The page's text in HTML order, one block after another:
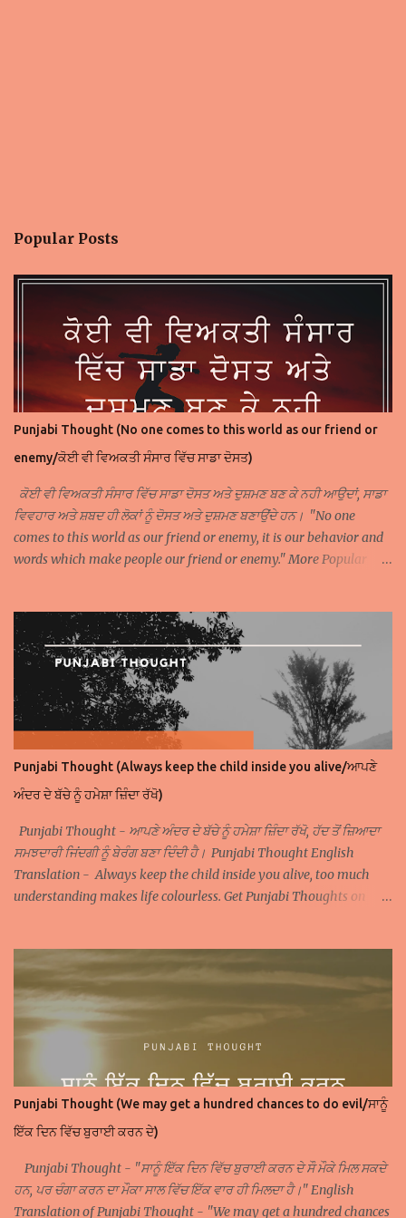
Popular Posts
Punjabi Thought (No one comes to this world as our friend or
enemy/ਕੋਈ ਵੀ ਵਿਅਕਤੀ ਸੰਸਾਰ ਵਿੱਚ ਸਾਡਾ ਦੋਸਤ)
ਕੋਈ ਵੀ ਵਿਅਕਤੀ ਸੰਸਾਰ ਵਿੱਚ ਸਾਡਾ ਦੋਸਤ ਅਤੇ ਦੁਸ਼ਮਣ ਬਣ ਕੇ ਨਹੀ ਆਉਦਾਂ, ਸਾਡਾ
ਵਿਵਹਾਰ ਅਤੇ ਸ਼ਬਦ ਹੀ ਲੋਕਾਂ ਨੂੰ ਦੋਸਤ ਅਤੇ ਦੁਸ਼ਮਣ ਬਣਾਉਂਦੇ ਹਨ। "No one
comes to this world as our friend or enemy, it is our behavior and
words which make people our friend or enemy." More Popular
Get Punjabi Thoughts on WhatsApp Join Facebook Page of
Punjabi Thoughts
Punjabi Thought (Always keep the child inside you alive/ਆਪਣੇ
ਅੰਦਰ ਦੇ ਬੱਚੇ ਨੂੰ ਹਮੇਸ਼ਾ ਜ਼ਿੰਦਾ ਰੱਖੋ)
Punjabi Thought - ਆਪਣੇ ਅੰਦਰ ਦੇ ਬੱਚੇ ਨੂੰ ਹਮੇਸ਼ਾ ਜ਼ਿੰਦਾ ਰੱਖੋ, ਹੱਦ ਤੋਂ ਜ਼ਿਆਦਾ
ਸਮਝਦਾਰੀ ਜਿਂਦਗੀ ਨੂੰ ਬੇਰੰਗ ਬਣਾ ਦਿੰਦੀ ਹੈ। Punjabi Thought English
Translation - Always keep the child inside you alive, too much
understanding makes life colourless. Get Punjabi Thoughts on
Punjabi Thought (We may get a hundred chances to do evil/ਸਾਨੂੰ
ਇੱਕ ਦਿਨ ਵਿੱਚ ਬੁਰਾਈ ਕਰਨ ਦੇ)
Punjabi Thought - "ਸਾਨੂੰ ਇੱਕ ਦਿਨ ਵਿੱਚ ਬੁਰਾਈ ਕਰਨ ਦੇ ਸੌ ਮੌਕੇ ਮਿਲ ਸਕਦੇ
ਹਨ, ਪਰ ਚੰਗਾ ਕਰਨ ਦਾ ਮੌਕਾ ਸਾਲ ਵਿੱਚ ਇੱਕ ਵਾਰ ਹੀ ਮਿਲਦਾ ਹੈ।" English
Translation of Punjabi Thought - "We may get a hundred chances